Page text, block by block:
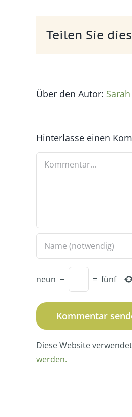
Teilen Sie
Über den Autor: Sarah
Hinterlasse einen
Kommentar
neun − = fünf
Diese Website
werden.